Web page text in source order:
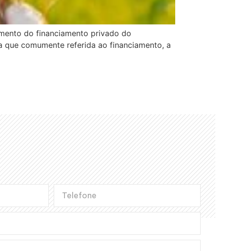
do financiamento privado do
comumente referida ao financiamento, a